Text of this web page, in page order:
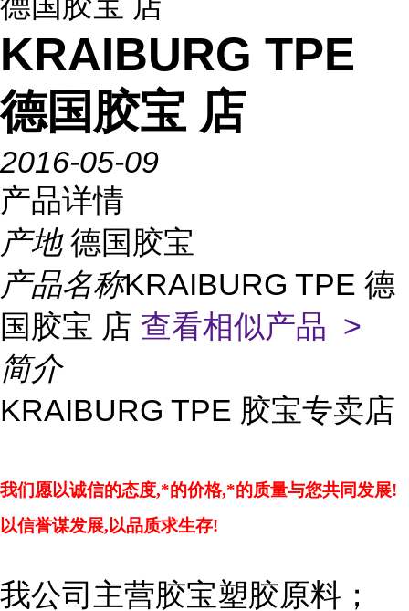
KRAIBURG TPE
德国胶宝 店
2016-05-09
产品详情
产地 德国胶宝
产品名称KRAIBURG TPE 德
国胶宝 店 查看相似产品 >
简介
KRAIBURG TPE 胶宝专卖店
我们愿以诚信的态度,*的价格,*的质量与您共同发展!
以信誉谋发展,以品质求生存!
我公司主营胶宝塑胶原料；